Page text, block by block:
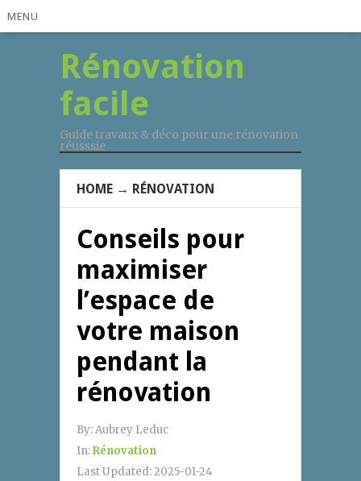
MENU
Rénovation
facile
Guide travaux & déco pour une rénovation
réusssie
HOME → RÉNOVATION
Conseils pour
maximiser
l’espace de
votre maison
pendant la
rénovation
By:Aubrey Leduc
In:Rénovation
Last Updated:2025-01-24